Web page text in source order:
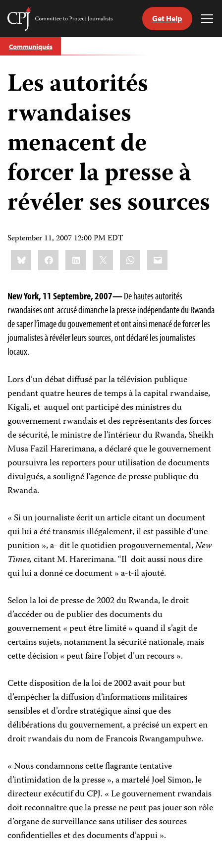
Skip
to
Committee
Journalists
Get Help
Communiqués
Les autorités
rwandaises
menacent de
forcer la presse à
révéler ses sources
September 11, 2007 12:00 PM EDT
Share
this:BlueskyFacebookLinkedIn WhatsApp
Email
New York, 11 Septembre, 2007—De hautes autorités
rwandaises ont accusé dimanche la presse indépendante du Rwanda
de saper l’image du gouvernement et ont ainsi menacé de forcer les
journalistes à révéler leurs sources, ont déclaré les journalistes
locaux.
Lors d’un débat diffusé par la télévision publique
pendant quatre heures de temps à la capital rwandaise,
Kigali, et auquel ont participé des ministres du
gouvernement rwandais et des représentants des forces
de sécurité, le ministre de l’intérieur du Rwanda, Sheikh
Musa Fazil Harerimana, a déclaré que le gouvernement
poursuivra les reporters pour utilisation de documents
divulgués, a souligné l’agence de presse publique du
Rwanda.
« Si un journaliste écrit un article citant un document
qui lui a été transmis illégalement, il est passible d’une
punition », a- dit le quotidien progouvernemental,New
Times,citant M. Harerimana. “Il doit aussi nous dire
qui lui a donné ce document » a-t-il ajouté.
Selon la loi de presse de 2002 du Rwanda, le droit
d’accéder ou de publier des documents du
gouvernement « peut être limité » quand il s’agit de
certains sujets, notamment la sécurité nationale, mais
cette décision « peut faire l’objet d’un recours ».
Cette disposition de la loi de 2002 avait pour but
d’empêcher la diffusion d’informations militaires
sensibles et d’ordre stratégique ainsi que des
délibérations du gouvernement, a précisé un expert en
droit rwandais du nom de Francois Rwangampuhwe.
« Nous condamnons cette flagrante tentative
d’intimidation de la presse », a martelé Joel Simon, le
directeur exécutif du CPJ. « Le gouvernement rwandais
doit reconnaître que la presse ne peut pas jouer son rôle
d’organe de surveillance sans utiliser des sources
confidentielles et des documents d’appui ».